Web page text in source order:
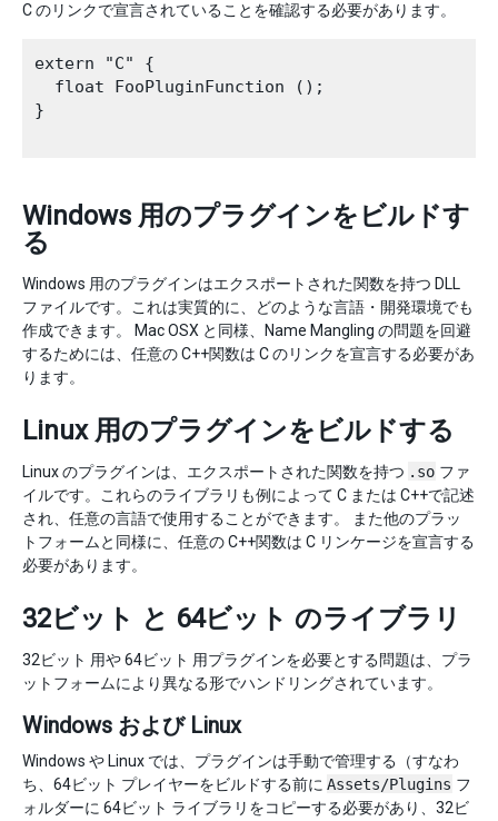
C のリンクで宣言されていることを確認する必要があります。
extern "C" {
  float FooPluginFunction ();
}
Windows 用のプラグインをビルドす
る
Windows 用のプラグインはエクスポートされた関数を持つ DLL
ファイルです。これは実質的に、どのような言語・開発環境でも
作成できます。 Mac OSX と同様、Name Mangling の問題を回避
するためには、任意の C++関数は C のリンクを宣言する必要があ
ります。
Linux 用のプラグインをビルドする
Linux のプラグインは、エクスポートされた関数を持つ .so ファ
イルです。これらのライブラリも例によって C または C++で記述
され、任意の言語で使用することができます。 また他のプラッ
トフォームと同様に、任意の C++関数は C リンケージを宣言する
必要があります。
32ビット と 64ビット のライブラリ
32ビット 用や 64ビット 用プラグインを必要とする問題は、プラ
ットフォームにより異なる形でハンドリングされています。
Windows および Linux
Windows や Linux では、プラグインは手動で管理する（すなわ
ち、64ビット プレイヤーをビルドする前に Assets/Plugins フ
ォルダーに 64ビット ライブラリをコピーする必要があり、32ビ